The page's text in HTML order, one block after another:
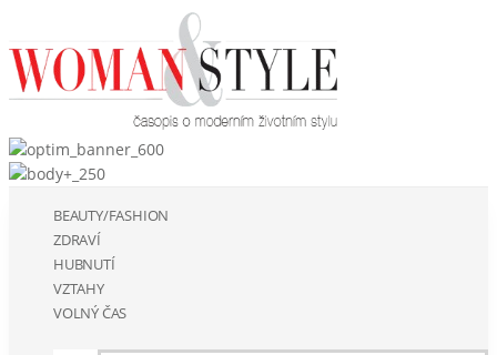
BEAUTY/FASHION
ZDRAVÍ
HUBNUTÍ
VZTAHY
VOLNÝ ČAS